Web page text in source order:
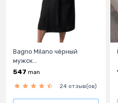
Bagno Milano чёрный
мужск...
547 man
24 отзыв(ов)